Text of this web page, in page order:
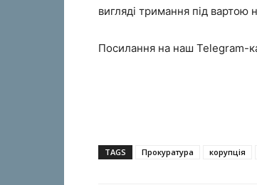
вигляді тримання під вартою
Посилання на наш Telegram-
TAGS Прокуратура корупція